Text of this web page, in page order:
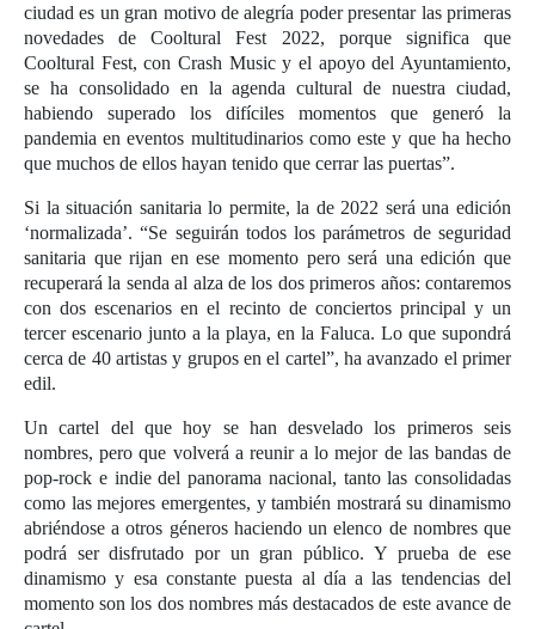
ciudad es un gran motivo de alegría poder presentar las primeras
novedades de Cooltural Fest 2022, porque significa que
Cooltural Fest, con Crash Music y el apoyo del Ayuntamiento,
se ha consolidado en la agenda cultural de nuestra ciudad,
habiendo superado los difíciles momentos que generó la
pandemia en eventos multitudinarios como este y que ha hecho
que muchos de ellos hayan tenido que cerrar las puertas”.
Si la situación sanitaria lo permite, la de 2022 será una edición
‘normalizada’. “Se seguirán todos los parámetros de seguridad
sanitaria que rijan en ese momento pero será una edición que
recuperará la senda al alza de los dos primeros años: contaremos
con dos escenarios en el recinto de conciertos principal y un
tercer escenario junto a la playa, en la Faluca. Lo que supondrá
cerca de 40 artistas y grupos en el cartel”, ha avanzado el primer
edil.
Un cartel del que hoy se han desvelado los primeros seis
nombres, pero que volverá a reunir a lo mejor de las bandas de
pop-rock e indie del panorama nacional, tanto las consolidadas
como las mejores emergentes, y también mostrará su dinamismo
abriéndose a otros géneros haciendo un elenco de nombres que
podrá ser disfrutado por un gran público. Y prueba de ese
dinamismo y esa constante puesta al día a las tendencias del
momento son los dos nombres más destacados de este avance de